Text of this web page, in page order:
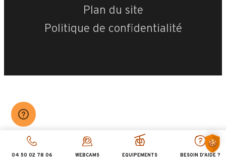
Streets
Satellite
OpenStreetMap
Plan du site
Politique de confidentialité
04 50 02 78 06 WEBCAMS EQUIPEMENTS BESOIN D'AIDE ?